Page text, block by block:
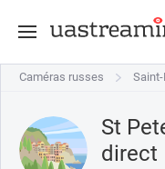
Caméras russes
Caméras russes
St
direct